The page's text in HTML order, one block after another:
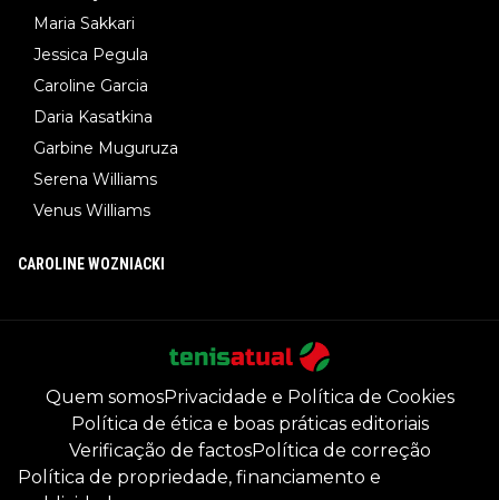
Maria Sakkari
Jessica Pegula
Caroline Garcia
Daria Kasatkina
Garbine Muguruza
Serena Williams
Venus Williams
CAROLINE WOZNIACKI
Quem somosPrivacidade e Política de Cookies
Política de ética e boas práticas editoriais
Verificação de factosPolítica de correção
Política de propriedade, financiamento e